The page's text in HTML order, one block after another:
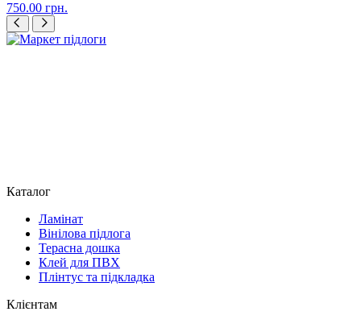
750.00 грн.
Каталог
Ламінат
Вінілова підлога
Терасна дошка
Клей для ПВХ
Плінтус та підкладка
Клієнтам